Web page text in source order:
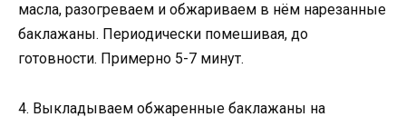
масла, разогреваем и обжариваем в нём нарезанные
баклажаны. Периодически помешивая, до
готовности. Примерно 5-7 минут.
4. Выкладываем обжаренные баклажаны на